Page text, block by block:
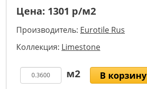
Цена: 1301 р/м2
Производитель: Eurotile Rus
Коллекция: Limestone
В корзину